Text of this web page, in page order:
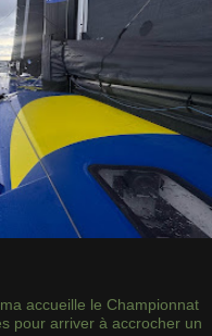
accueille le Championnat
pour arriver à accrocher un